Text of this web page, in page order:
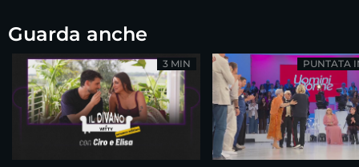
Guarda anche
3 MIN PUNTATA